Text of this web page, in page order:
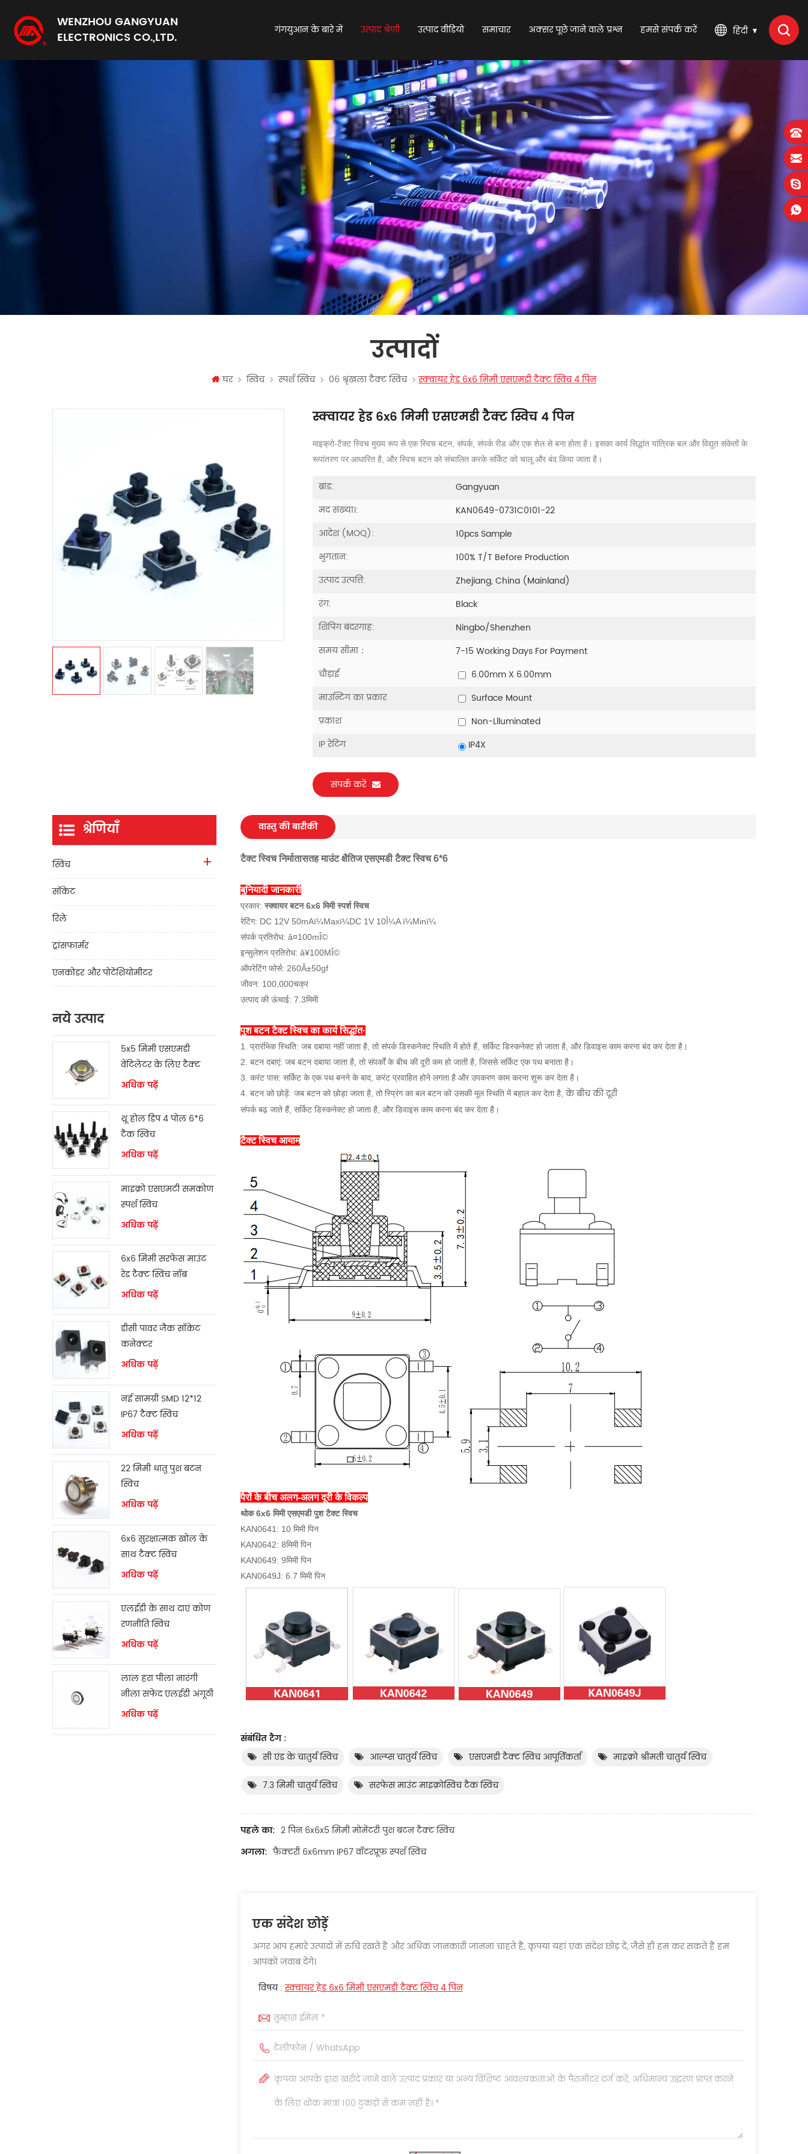
WENZHOU GANGYUAN
ELECTRONICS CO.,LTD.
हिंदी
गंगयुआन के बारे में उत्पाद श्रेणी उत्पाद वीडियो समाचार अक्सर पूछे जाने वाले प्रश्न हमसे संपर्क करें
उत्पादों
घर स्विच स्पर्श स्विच 06 श्रृंखला टैक्ट स्विच स्क्वायर हेड 6x6 मिमी एसएमडी टैक्ट स्विच 4 पिन
स्क्वायर हेड 6x6 मिमी एसएमडी टैक्ट स्विच 4 पिन
माइक्रो-टैक्ट स्विच मुख्य रूप से एक स्विच बटन, संपर्क, संपर्क रीड और एक शेल से बना होता है। इसका कार्य सिद्धांत यांत्रिक बल और विद्युत संकेतों के
रूपांतरण पर आधारित है, और स्विच बटन को संचालित करके सर्किट को चालू और बंद किया जाता है।
ब्रांड:
Gangyuan
मद संख्या।:
KAN0649-0731C0101-22
आदेश (MOQ):
10pcs Sample
भुगतान:
100% T/T Before Production
उत्पाद उत्पत्ति:
Zhejiang, China (Mainland)
रंग:
Black
शिपिंग बंदरगाह:
Ningbo/Shenzhen
समय सीमा：
7-15 Working Days For Payment
चौड़ाई
6.00mm X 6.00mm
माउन्टिंग का प्रकार
Surface Mount
प्रकाश
Non-Llluminated
IP रेटिंग
IP4X
संपर्क करें
वास्तु की बारीकी
टैक्ट स्विच निर्मातासतह माउंट क्षैतिज एसएमडी टैक्ट स्विच 6*6
बुनियादी जानकारी
प्रकार: स्क्वायर बटन 6x6 मिमी स्पर्श स्विच
रेटिंग: DC 12V 50mAï¼Maxï¼DC 1V 10Î¼A ï¼Minï¼
संपर्क प्रतिरोध: â¤100mÎ©
इन्सुलेशन प्रतिरोध: â¥100MÎ©
ऑपरेटिंग फोर्स: 260Â±50gf
जीवन: 100,000चक्र
उत्पाद की ऊंचाई: 7.3मिमी
पुश बटन टैक्ट स्विच का कार्य सिद्धांत·
1. प्रारंभिक स्थिति: जब दबाया नहीं जाता है, तो संपर्क डिस्कनेक्ट स्थिति में होते हैं, सर्किट डिस्कनेक्ट हो जाता है, और डिवाइस काम करना बंद कर देता है।
2. बटन दबाएं: जब बटन दबाया जाता है, तो संपर्कों के बीच की दूरी कम हो जाती है, जिससे सर्किट एक पथ बनाता है।
3. करंट पास: सर्किट के एक पथ बनने के बाद, करंट प्रवाहित होने लगता है और उपकरण काम करना शुरू कर देता है।
4. बटन को छोड़ें: जब बटन को छोड़ा जाता है, तो स्प्रिंग का बल बटन को उसकी मूल स्थिति में बहाल कर देता है,के बीच की दूरी
संपर्क बढ़ जाते हैं, सर्किट डिस्कनेक्ट हो जाता है, और डिवाइस काम करना बंद कर देता है।
टैक्ट स्विच आयाम
पैरों के बीच अलग-अलग दूरी के विकल्प
थोक 6x6 मिमी एसएमडी पुश टैक्ट स्विच
KAN0641: 10 मिमी पिन
KAN0642: 8मिमी पिन
KAN0649: 9मिमी पिन
KAN0649J: 6.7 मिमी पिन
संबंधित टैग :
सी एंड के चातुर्य स्विच
आल्प्स चातुर्य स्विच एसएमडी टैक्ट स्विच आपूर्तिकर्ता माइक्रो श्रीमती चातुर्य स्विच
7.3 मिमी चातुर्य स्विच सरफेस माउंट माइक्रोस्विच टैक स्विच
पहले का: 2 पिन 6x6x5 मिमी मोमेंटरी पुश बटन टैक्ट स्विच
अगला: फ़ैक्टरी 6x6mm IP67 वॉटरप्रूफ़ स्पर्श स्विच
एक संदेश छोड़ें
अगर आप हमारे उत्पादों में रुचि रखते हैं और अधिक जानकारी जानना चाहते हैं, कृपया यहां एक संदेश छोड़ दें, जैसे ही हम कर सकते हैं हम
आपको जवाब देंगे।
विषय :स्क्वायर हेड 6x6 मिमी एसएमडी टैक्ट स्विच 4 पिन
श्रेणियाँ
स्विच
सॉकेट
रिले
ट्रांसफार्मर
एनकोडर और पोटेंशियोमीटर
नये उत्पाद
5x5 मिमी एसएमडी
वेंटिलेटर के लिए टैक्ट
स्विच
अधिक पढ़ें
थ्रू होल डिप 4 पोल 6*6
टैक स्विच
अधिक पढ़ें
माइक्रो एसएमटी समकोण
स्पर्श स्विच
अधिक पढ़ें
6x6 मिमी सरफेस माउंट
रेड टैक्ट स्विच नॉब
अधिक पढ़ें
डीसी पावर जैक सॉकेट
कनेक्टर
अधिक पढ़ें
नई सामग्री SMD 12*12
IP67 टैक्ट स्विच
अधिक पढ़ें
22 मिमी धातु पुश बटन
स्विच
अधिक पढ़ें
6x6 सुरक्षात्मक खोल के
साथ टैक्ट स्विच
अधिक पढ़ें
एलईडी के साथ दाएं कोण
रणनीति स्विच
अधिक पढ़ें
लाल हरा पीला नारंगी
नीला सफेद एलईडी अंगूठी
क्षणिक स्विच
अधिक पढ़ें